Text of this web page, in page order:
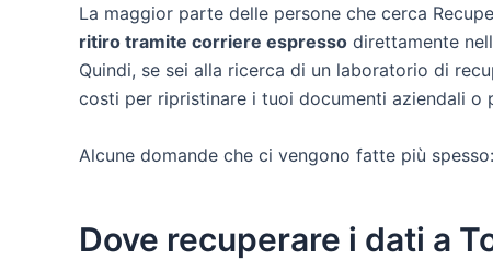
La maggior parte delle persone che cerca
ritiro tramite corriere espresso direttamente
Quindi, se sei alla ricerca di un laboratorio di
costi per ripristinare i tuoi documenti aziendali o
Alcune domande che ci vengono fatte più spesso:
Dove recuperare i dati a